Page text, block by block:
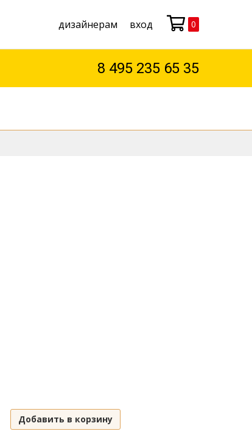
дизайнерам вход Моя корзина
0
8 495 235 65 35
Добавить в корзину